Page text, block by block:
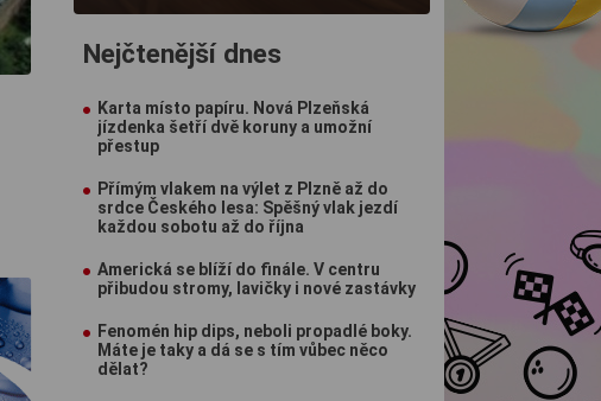
Nejčtenější dnes
Karta místo papíru. Nová Plzeňská
jízdenka šetří dvě koruny a umožní
přestup
Přímým vlakem na výlet z Plzně až do
srdce Českého lesa: Spěšný vlak jezdí
každou sobotu až do října
Americká se blíží do finále. V centru
přibudou stromy, lavičky i nové zastávky
Fenomén hip dips, neboli propadlé boky.
Máte je taky a dá se s tím vůbec něco
dělat?